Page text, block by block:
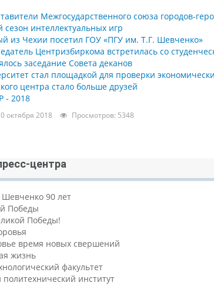
Межгосударственного союза городов-
сезон интеллектуальных игр
из Чехии посетил ГОУ «ПГУ им. Т.Г. Шевченко»
Центризбиркома встретилась со
заседание Совета деканов
стал площадкой для проверки
центра стало больше друзей
- 2018
октября 2018 Просмотров: 5348
центра
90 лет
Победы
Победы!
время новых свершений
жизнь
факультет
политехнический институт